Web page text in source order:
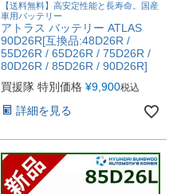
【送料無料】高安定性能と長寿命。国産
車用バッテリー
アトラス バッテリー ATLAS
90D26R[互換品:48D26R /
55D26R / 65D26R / 75D26R /
80D26R / 85D26R / 90D26R]
買援隊 特別価格 ¥9,900税込
詳細を見る